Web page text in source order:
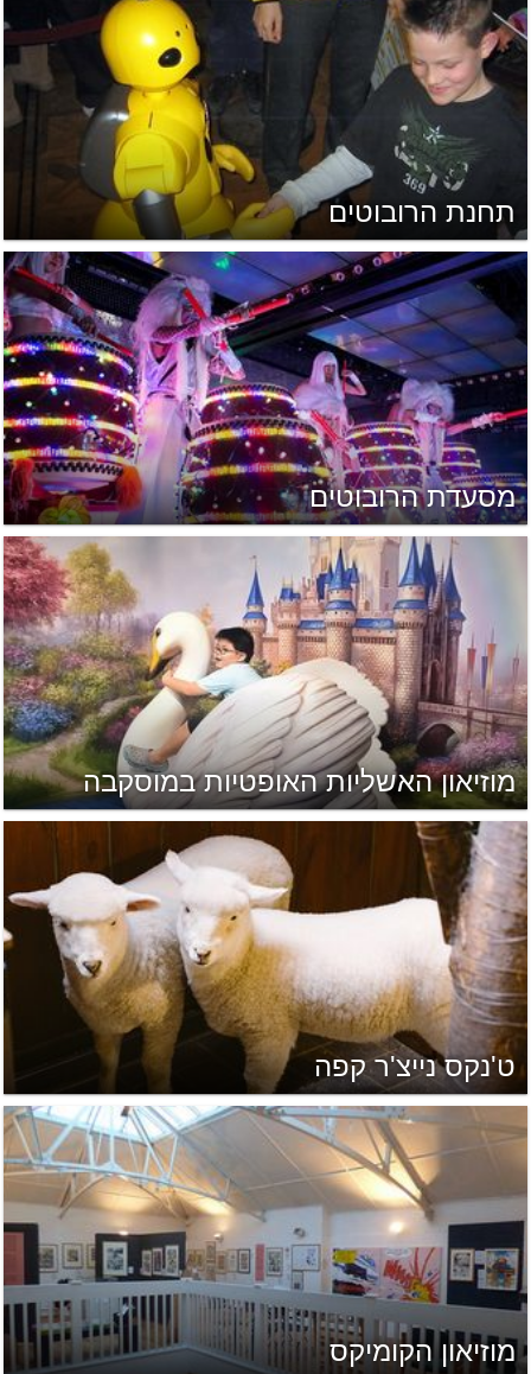
תחנת הרובוטים
מסעדת הרובוטים
מוזיאון האשליות האופטיות במוסקבה
ט'נקס נייצ'ר קפה
מוזיאון הקומיקס